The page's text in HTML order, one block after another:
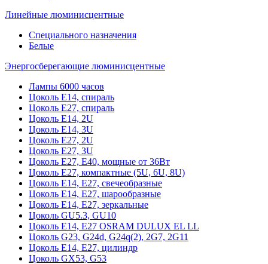
Линейные люминисцентные
Специального назначения
Белые
Энергосберегающие люминисцентные
Лампы 6000 часов
Цоколь Е14, спираль
Цоколь Е27, спираль
Цоколь Е14, 2U
Цоколь Е14, 3U
Цоколь Е27, 2U
Цоколь Е27, 3U
Цоколь Е27, Е40, мощные от 36Вт
Цоколь Е27, компактные (5U, 6U, 8U)
Цоколь Е14, Е27, свечеобразные
Цоколь Е14, Е27, шарообразные
Цоколь Е14, Е27, зеркальные
Цоколь GU5.3, GU10
Цоколь Е14, Е27 OSRAM DULUX EL LL
Цоколь G23, G24d, G24q(2), 2G7, 2G11
Цоколь Е14, Е27, цилиндр
Цоколь GX53, G53